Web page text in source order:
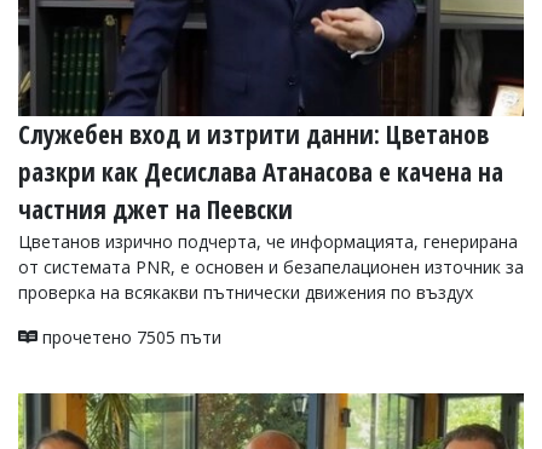
Служебен вход и изтрити данни: Цветанов
разкри как Десислава Атанасова е качена на
частния джет на Пеевски
Цветанов изрично подчерта, че информацията, генерирана
от системата PNR, е основен и безапелационен източник за
проверка на всякакви пътнически движения по въздух
прочетено 7505 пъти